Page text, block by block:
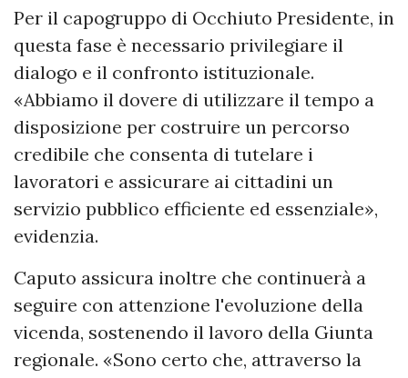
Per il capogruppo di Occhiuto Presidente, in
questa fase è necessario privilegiare il
dialogo e il confronto istituzionale.
«Abbiamo il dovere di utilizzare il tempo a
disposizione per costruire un percorso
credibile che consenta di tutelare i
lavoratori e assicurare ai cittadini un
servizio pubblico efficiente ed essenziale»,
evidenzia.
Caputo assicura inoltre che continuerà a
seguire con attenzione l'evoluzione della
vicenda, sostenendo il lavoro della Giunta
regionale. «Sono certo che, attraverso la